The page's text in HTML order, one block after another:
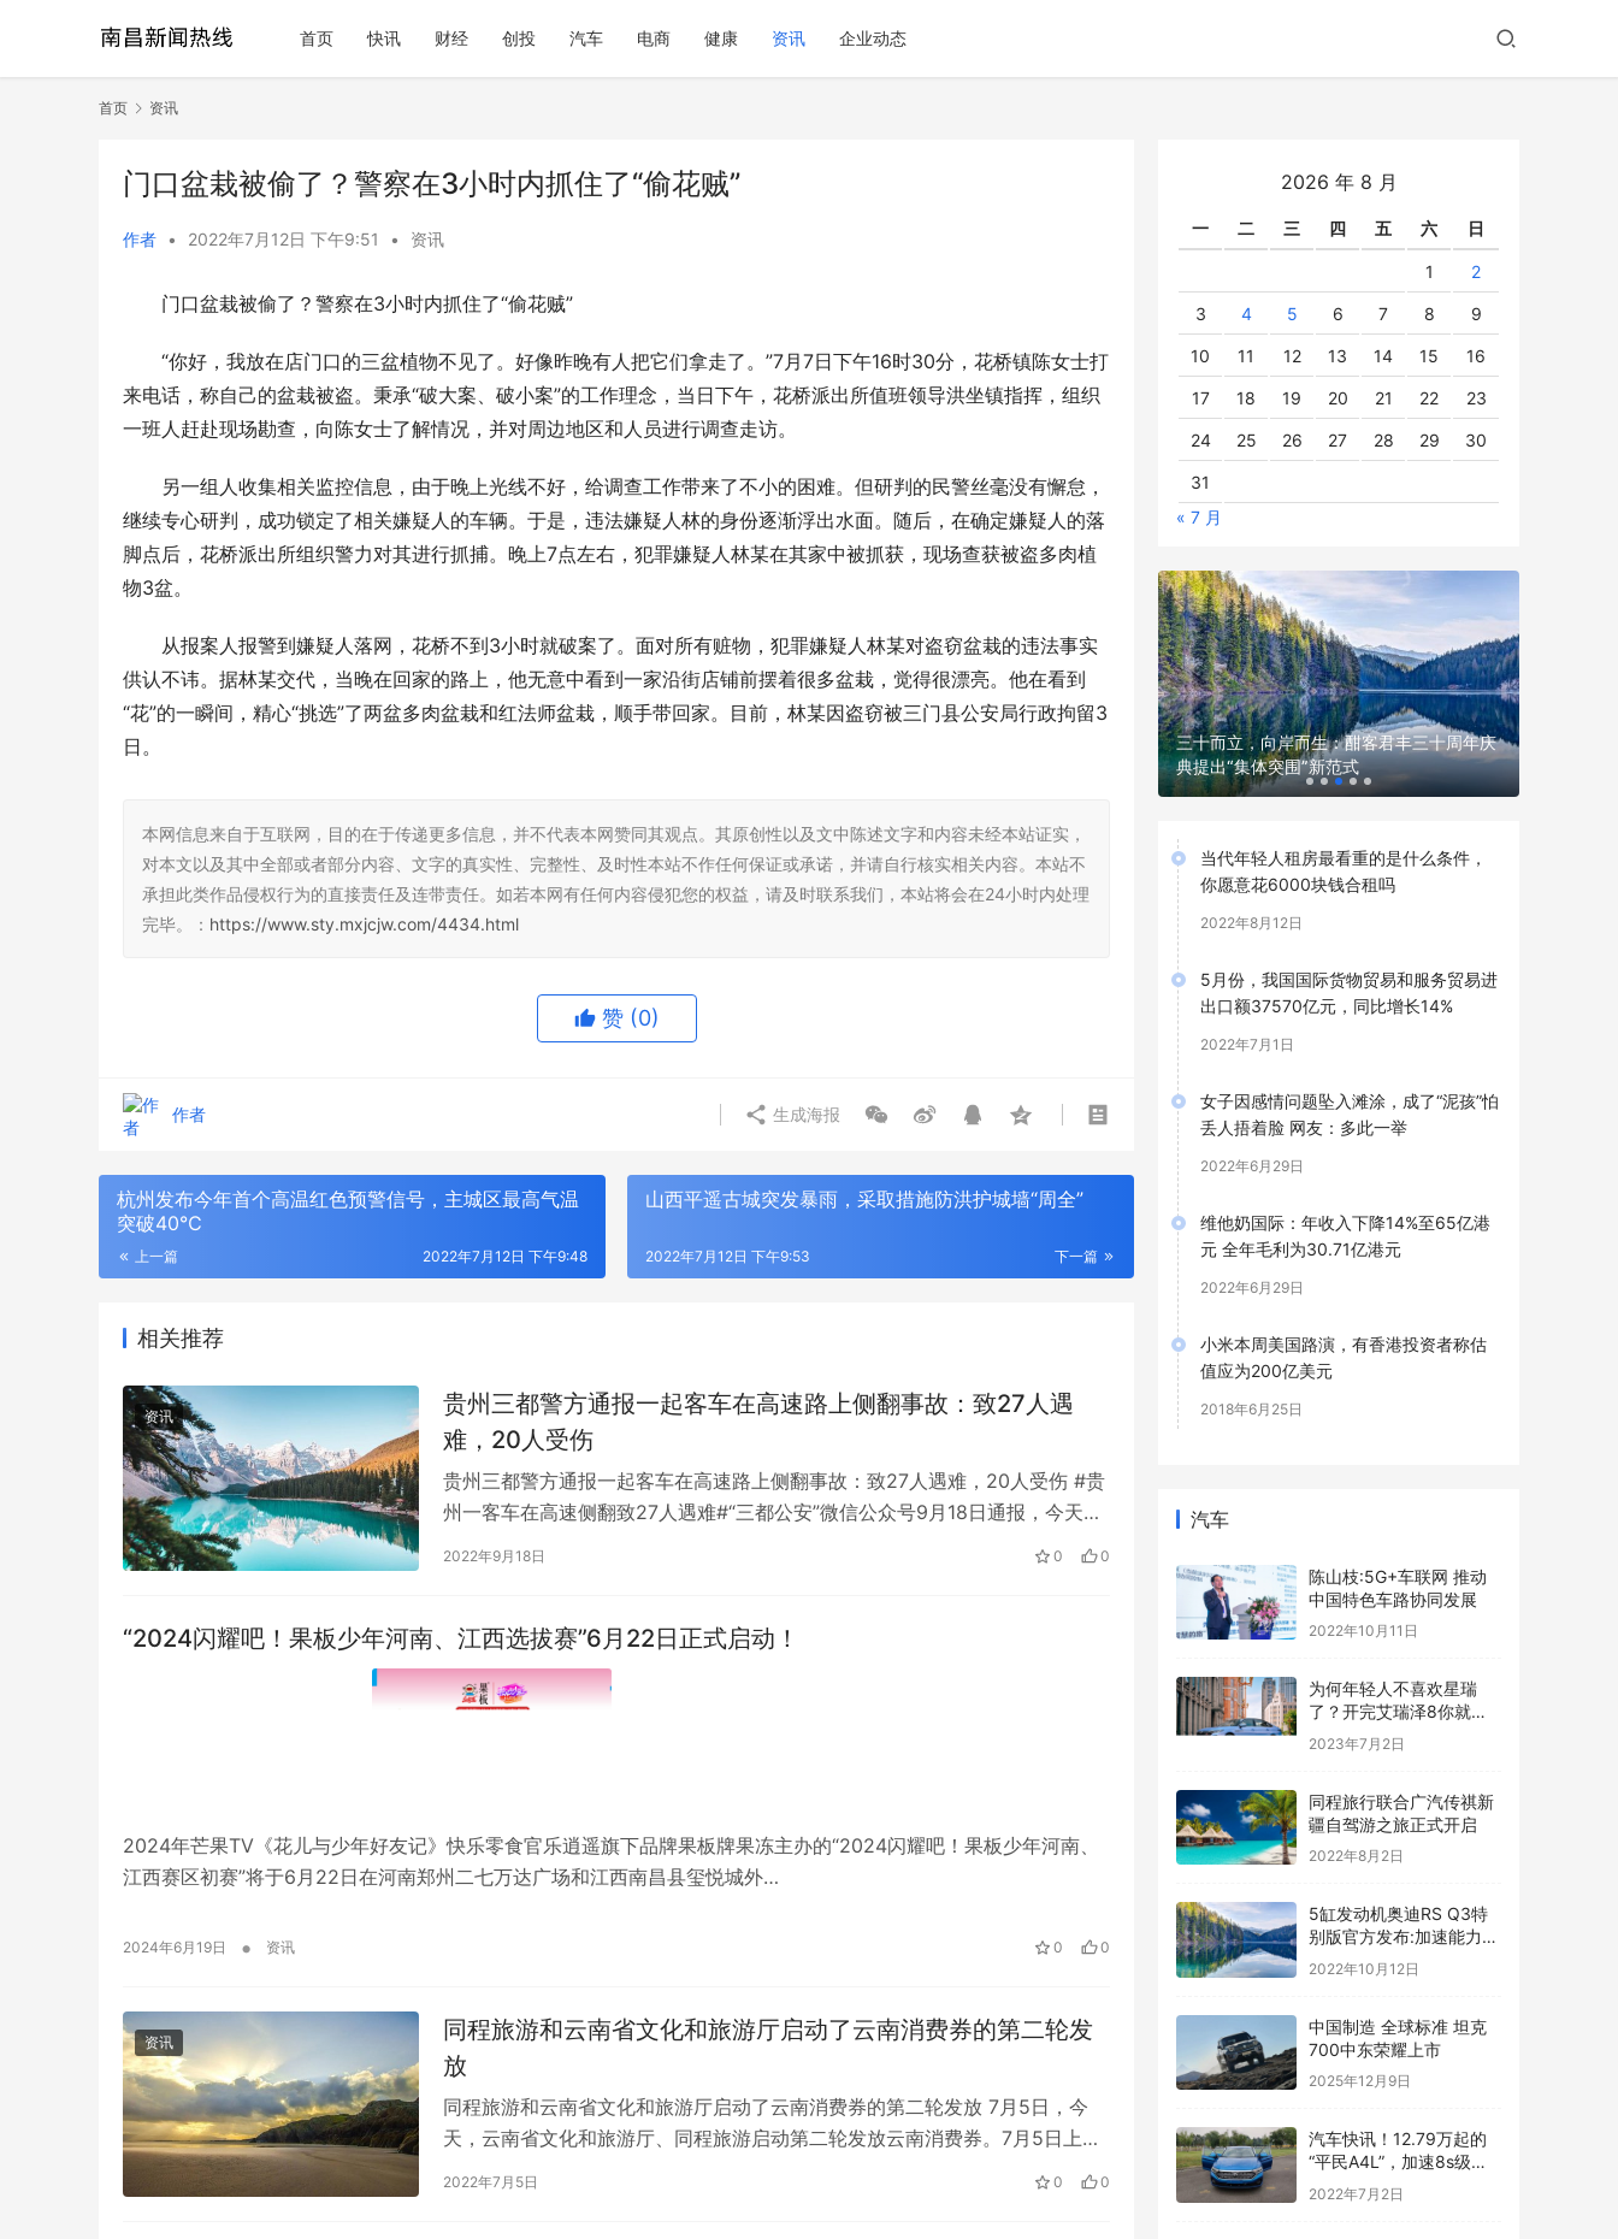
首页 快讯 财经 创投 汽车 电商 健康 资讯 企业动态
首页 资讯
门口盆栽被偷了？警察在3小时内抓住了“偷花贼”
作者 • 2022年7月12日 下午9:51 • 资讯
门口盆栽被偷了？警察在3小时内抓住了“偷花贼”
“你好，我放在店门口的三盆植物不见了。好像昨晚有人把它们拿走了。”7月7日下午16时30分，花桥镇陈女士打
来电话，称自己的盆栽被盗。秉承“破大案、破小案”的工作理念，当日下午，花桥派出所值班领导洪坐镇指挥，组织
一班人赶赴现场勘查，向陈女士了解情况，并对周边地区和人员进行调查走访。
另一组人收集相关监控信息，由于晚上光线不好，给调查工作带来了不小的困难。但研判的民警丝毫没有懈怠，
继续专心研判，成功锁定了相关嫌疑人的车辆。于是，违法嫌疑人林的身份逐渐浮出水面。随后，在确定嫌疑人的落
脚点后，花桥派出所组织警力对其进行抓捕。晚上7点左右，犯罪嫌疑人林某在其家中被抓获，现场查获被盗多肉植
物3盆。
从报案人报警到嫌疑人落网，花桥不到3小时就破案了。面对所有赃物，犯罪嫌疑人林某对盗窃盆栽的违法事实
供认不讳。据林某交代，当晚在回家的路上，他无意中看到一家沿街店铺前摆着很多盆栽，觉得很漂亮。他在看到
“花”的一瞬间，精心“挑选”了两盆多肉盆栽和红法师盆栽，顺手带回家。目前，林某因盗窃被三门县公安局行政拘留3
日。
本网信息来自于互联网，目的在于传递更多信息，并不代表本网赞同其观点。其原创性以及文中陈述文字和内容未经本站证实，
对本文以及其中全部或者部分内容、文字的真实性、完整性、及时性本站不作任何保证或承诺，并请自行核实相关内容。本站不
承担此类作品侵权行为的直接责任及连带责任。如若本网有任何内容侵犯您的权益，请及时联系我们，本站将会在24小时内处理
完毕。： https://www.sty.mxjcjw.com/4434.html
赞 (0)
作者 生成海报
杭州发布今年首个高温红色预警信号，主城区最高气温
突破40℃
上一篇 2022年7月12日 下午9:48
山西平遥古城突发暴雨，采取措施防洪护城墙“周全”
下一篇
2022年7月12日 下午9:53
相关推荐
资讯
贵州三都警方通报一起客车在高速路上侧翻事故：致27人遇
难，20人受伤
贵州三都警方通报一起客车在高速路上侧翻事故：致27人遇难，20人受伤 #贵
州一客车在高速侧翻致27人遇难#“三都公安”微信公众号9月18日通报，今天上
午黔南李三高速(桂阳至荔波)发…
2022年9月18日 0 0
“2024闪耀吧！果板少年河南、江西选拔赛”6月22日正式启动！
2024年芒果TV《花儿与少年好友记》快乐零食官乐逍遥旗下品牌果板牌果冻主办的“2024闪耀吧！果板少年河南、
江西赛区初赛”将于6月22日在河南郑州二七万达广场和江西南昌县玺悦城外…
2024年6月19日 • 资讯 0 0
资讯
同程旅游和云南省文化和旅游厅启动了云南消费券的第二轮发
放
同程旅游和云南省文化和旅游厅启动了云南消费券的第二轮发放 7月5日，今
天，云南省文化和旅游厅、同程旅游启动第二轮发放云南消费券。7月5日上午
10点起，消费者可以通过同程旅游APP和…
2022年7月5日 0 0
2026 年 8 月
一 二 三 四 五 六 日
1 2
3 4 5 6 7 8 9
10 11 12 13 14 15 16
17 18 19 20 21 22 23
24 25 26 27 28 29 30
31
« 7 月
江西上川律所李宇帆：保险拒赔并非无解，
三十而立，向岸而生：酣客君丰三十周年庆
典提出“集体突围”新范式
当代年轻人租房最看重的是什么条件，
你愿意花6000块钱合租吗
2022年8月12日
5月份，我国国际货物贸易和服务贸易进
出口额37570亿元，同比增长14%
2022年7月1日
女子因感情问题坠入滩涂，成了“泥孩”怕
丢人捂着脸 网友：多此一举
2022年6月29日
维他奶国际：年收入下降14%至65亿港
元 全年毛利为30.71亿港元
2022年6月29日
小米本周美国路演，有香港投资者称估
值应为200亿美元
2018年6月25日
汽车
陈山枝:5G+车联网 推动
中国特色车路协同发展
2022年10月11日
为何年轻人不喜欢星瑞
了？开完艾瑞泽8你就能
得到标准答案
2023年7月2日
同程旅行联合广汽传祺新
疆自驾游之旅正式开启
2022年8月2日
5缸发动机奥迪RS Q3特
别版官方发布:加速能力堪
比超跑
2022年10月12日
中国制造 全球标准 坦克
700中东荣耀上市
2025年12月9日
汽车快讯！12.79万起的
“平民A4L”，加速8s级，
一公里五毛钱，上市就锁
定爆款
2022年7月2日